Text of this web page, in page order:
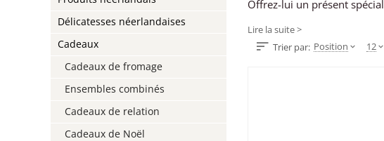
Offrez-lui un présent
Lire la suite >
Trier par: Position 12
Délicatesses néerlandaises
Cadeaux
Cadeaux de fromage
Ensembles combinés
Cadeaux de relation
Cadeaux de Noël